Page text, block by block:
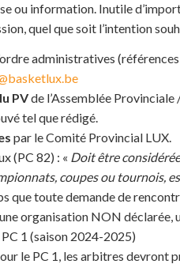
ou information. Inutile
quel que soit l’intention
administratives
PVde l’Assemblée Provinciale
tel que rédigé.
par le Comité Provincial LUX.
(PC 82) : « Doit être
coupes ou tournois,
que toute demande de
organisation NON déclarée,
1 (saison 2024-2025)
le PC 1, les arbitres devront